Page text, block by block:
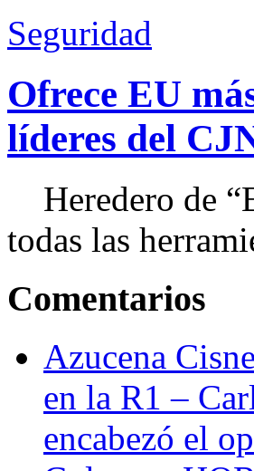
Seguridad
Ofrece EU
líderes del
Heredero de
todas las
Comentarios
Azucena
en la R1 –
encabezó el